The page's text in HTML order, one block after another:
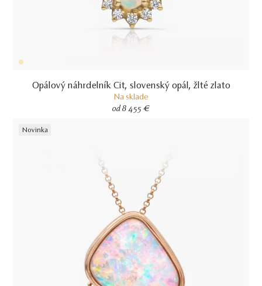
Opálový náhrdelník Cit, slovenský opál, žlté zlato
Na sklade
od 8 455 €
Novinka